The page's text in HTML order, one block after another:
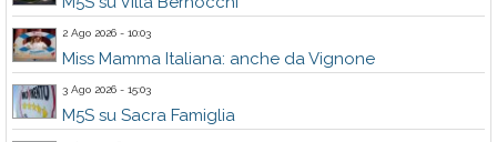
2 Ago 2026 - 10:03
Miss Mamma Italiana: anche da Vignone
3 Ago 2026 - 15:03
M5S su Sacra Famiglia